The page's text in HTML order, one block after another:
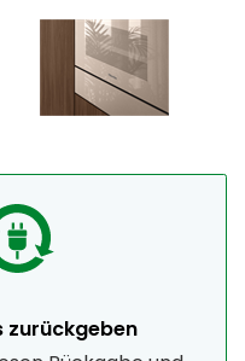
zurückgeben